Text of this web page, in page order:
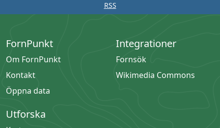
RSS
FornPunkt
Om FornPunkt
Kontakt
Öppna data
Integrationer
Fornsök
Wikimedia Commons
Utforska